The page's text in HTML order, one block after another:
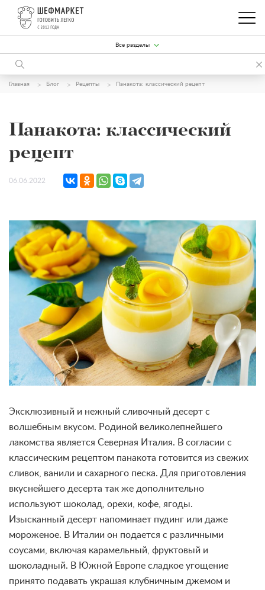
Все разделы
Главная Блог Рецепты Панакота: классический рецепт
Панакота: классический
рецепт
06.06.2022
Эксклюзивный и нежный сливочный десерт с
волшебным вкусом. Родиной великолепнейшего
лакомства является Северная Италия. В согласии с
классическим рецептом панакота готовится из свежих
сливок, ванили и сахарного песка. Для приготовления
вкуснейшего десерта так же дополнительно
используют шоколад, орехи, кофе, ягоды.
Изысканный десерт напоминает пудинг или даже
мороженое. В Италии он подается с различными
соусами, включая карамельный, фруктовый и
шоколадный. В Южной Европе сладкое угощение
принято подавать украшая клубничным джемом и